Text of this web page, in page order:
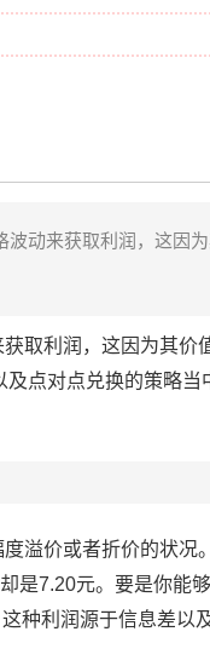
动来获取利润，这因
取利润，这因为其价
点对点兑换的策略
溢价或者折价的状况
是7.20元。要是你能
种利润源于信息差以